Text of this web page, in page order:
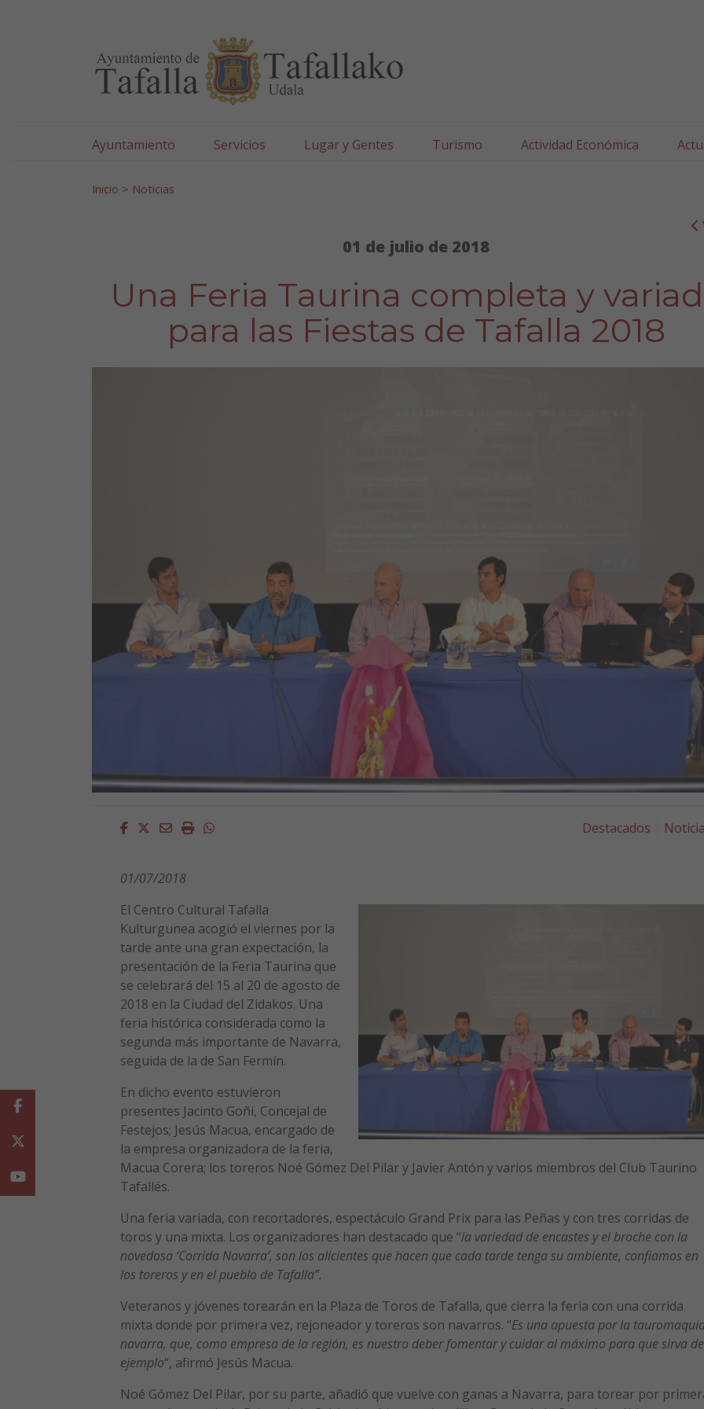
Ayuntamiento Servicios Lugar y Gentes Turismo Actividad Económica
Inicio > Noticias
01 de julio de 2018
Una Feria Taurina completa y
para las Fiestas de Tafalla 2018
Facebook
Twitter
EmailImprimirWhatsapp Destacados
01/07/2018
El Centro Cultural Tafalla
Kulturgunea acogió el viernes por la
tarde ante una gran expectación, la
presentación de la Feria Taurina que
se celebrará del 15 al 20 de agosto de
2018 en la Ciudad del Zidakos. Una
feria histórica considerada como la
segunda más importante de Navarra,
seguida de la de San Fermín.
En dicho evento estuvieron
presentes Jacinto Goñi, Concejal de
Festejos; Jesús Macua, encargado de
la empresa organizadora de la feria,
Macua Corera; los toreros Noé Gómez Del Pilar y Javier Antón y varios miembros del Club Taurino
Tafallés.
Una feria variada, con recortadores, espectáculo Grand Prix para las Peñas y con tres corridas de
toros y una mixta. Los organizadores han destacado que “la variedad de encastes y el broche con la
novedosa ‘Corrida Navarra’, son los alicientes que hacen que cada tarde tenga su ambiente, confiamos en
los toreros y en el pueblo de Tafalla”.
Veteranos y jóvenes torearán en la Plaza de Toros de Tafalla, que cierra la feria con una corrida
mixta donde por primera vez, rejoneador y toreros son navarros. “Es una apuesta por la
navarra, que, como empresa de la región, es nuestro deber fomentar y cuidar al máximo para que sirva de
ejemplo“, afirmó Jesús Macua.
Noé Gómez Del Pilar, por su parte, añadió que vuelve con ganas a Navarra, para torear por
Facebook
Youtube